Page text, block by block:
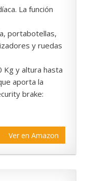
La función
portabotellas,
y ruedas
Kg y altura hasta
aporta la
brake:
Ver en Amazon